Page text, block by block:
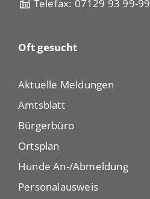
Telefax: 07129 93 99-99
Oft gesucht
Aktuelle Meldungen
Amtsblatt
Bürgerbüro
Ortsplan
Hunde An-/Abmeldung
Personalausweis